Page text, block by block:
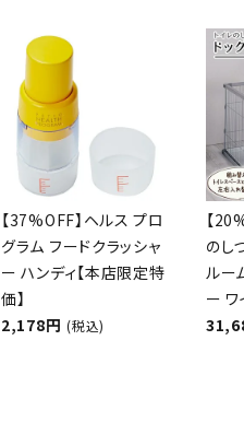
【37%OFF】ヘルス プロ
グラム フードクラッシャ
ー ハンディ【本店限定特
価】
2,178円 (税込)
【
のし
ルー
ー ワ